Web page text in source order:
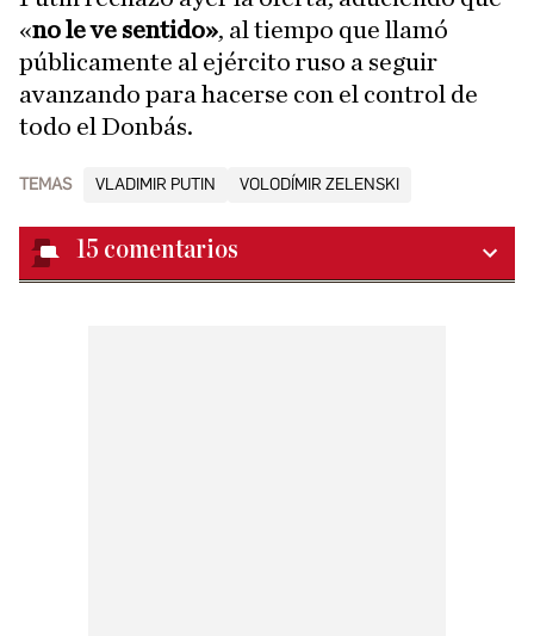
«no le ve sentido», al tiempo que llamó
públicamente al ejército ruso a seguir
avanzando para hacerse con el control de
todo el Donbás.
TEMAS VLADIMIR PUTIN VOLODÍMIR ZELENSKI
15 comentarios